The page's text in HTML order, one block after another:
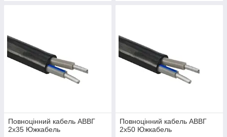
Повноцінний кабель АВВГ
2х35 Южкабель
Повноцінний кабель АВВГ
2х50 Южкабель